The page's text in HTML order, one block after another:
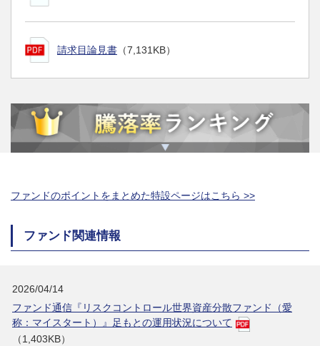
請求目論見書 （7,131KB）
ファンドのポイントをまとめた特設ページはこちら >>
ファンド関連情報
2026/04/14
ファンド通信『リスクコントロール世界資産分散ファンド（愛
称：マイスタート）』足もとの運用状況について
（1,403KB）